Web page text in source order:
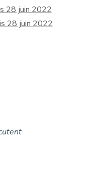
28 juin 2022
28 juin 2022